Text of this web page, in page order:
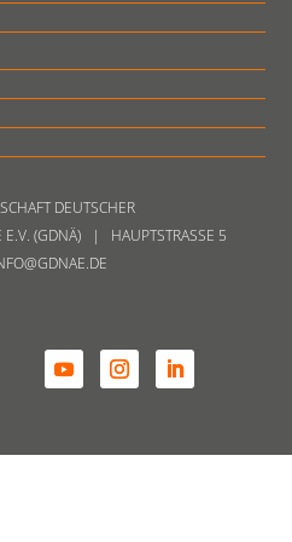
DEUTSCHER
E.V. (GDNÄ) | HAUPTSTRASSE 5